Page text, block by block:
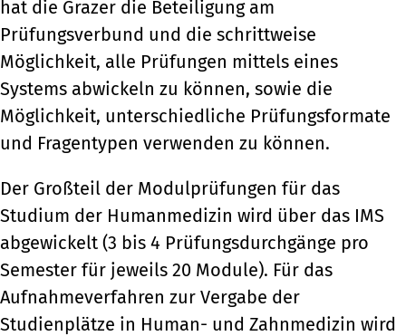
hat die Grazer die Beteiligung am
Prüfungsverbund und die schrittweise
Möglichkeit, alle Prüfungen mittels eines
Systems abwickeln zu können, sowie die
Möglichkeit, unterschiedliche Prüfungsformate
und Fragentypen verwenden zu können.
Der Großteil der Modulprüfungen für das
Studium der Humanmedizin wird über das IMS
abgewickelt (3 bis 4 Prüfungsdurchgänge pro
Semester für jeweils 20 Module). Für das
Aufnahmeverfahren zur Vergabe der
Studienplätze in Human- und Zahnmedizin wird